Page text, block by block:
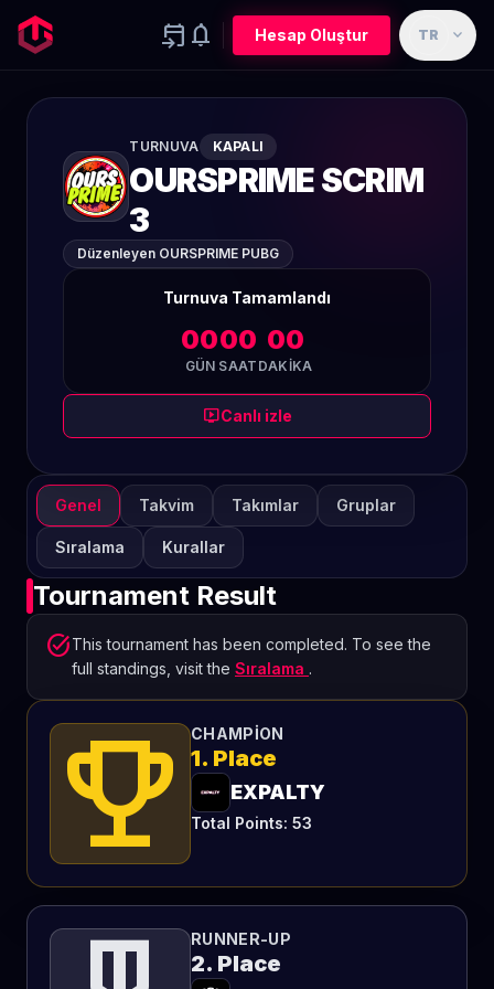
event_upcoming notifications Hesap Oluştur TR expand_more
TURNUVA KAPALI
OURSPRIME SCRIM
3
Düzenleyen OURSPRIME PUBG
Turnuva Tamamlandı
00
GÜN
00
SAAT
00
DAKIKA
live_tvCanlı izle
Genel Takvim Takımlar Gruplar
Sıralama Kurallar
Tournament Result
task_altThis tournament has been completed. To see the
full standings, visit the Sıralama .
emoji_events CHAMPION
1. Place
EXPALTY
Total Points: 53
RUNNER-UP
2. Place